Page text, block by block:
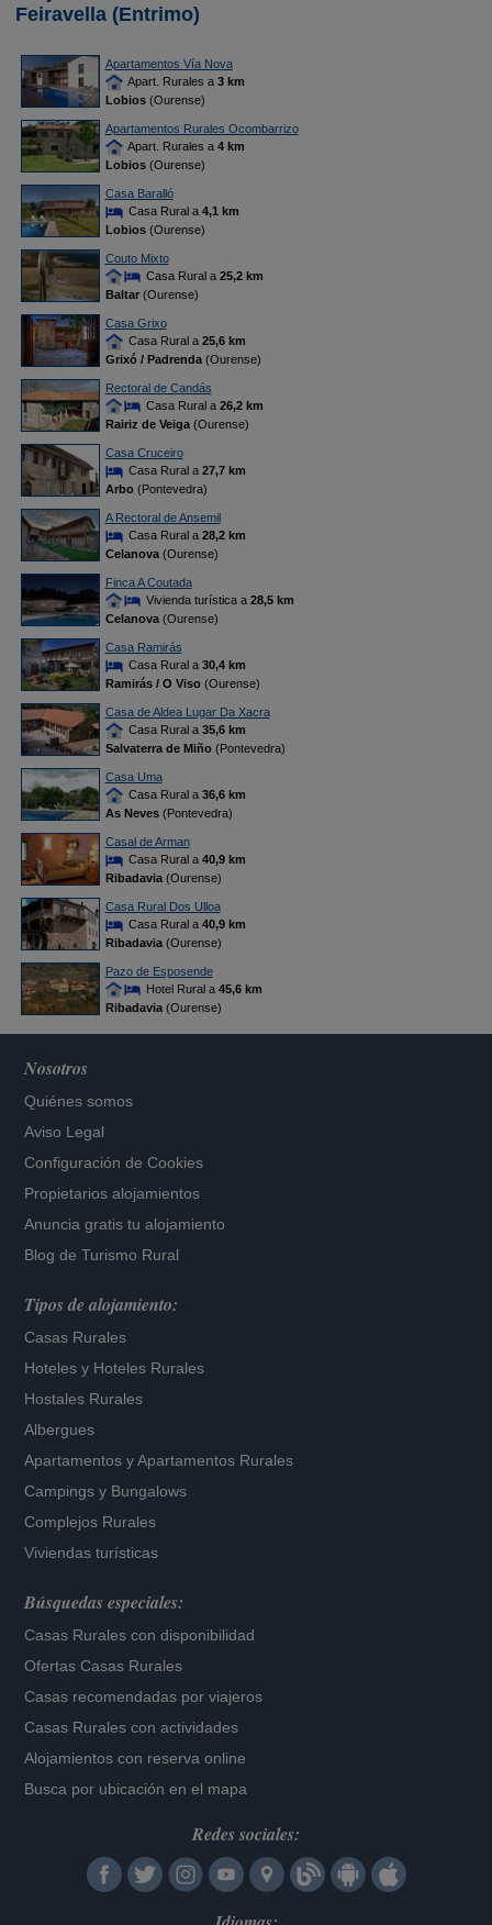
Feiravella (Entrimo)
Apartamentos Vía Nova
Apart. Rurales a 3 km
Lobios(Ourense)
Apartamentos Rurales Ocombarrizo
Apart. Rurales a 4 km
Lobios(Ourense)
Casa Baralló
Casa Rural a 4,1 km
Lobios(Ourense)
Couto Mixto
Casa Rural a 25,2 km
Baltar(Ourense)
Casa Grixo
Casa Rural a 25,6 km
Grixó / Padrenda(Ourense)
Rectoral de Candás
Casa Rural a 26,2 km
Rairiz de Veiga(Ourense)
Casa Cruceiro
Casa Rural a 27,7 km
Arbo(Pontevedra)
A Rectoral de Ansemil
Casa Rural a 28,2 km
Celanova(Ourense)
Finca A Coutada
Vivienda turística a 28,5 km
Celanova(Ourense)
Casa Ramirás
Casa Rural a 30,4 km
Ramirás / O Viso(Ourense)
Casa de Aldea Lugar Da Xacra
Casa Rural a 35,6 km
Salvaterra de Miño(Pontevedra)
Casa Uma
Casa Rural a 36,6 km
As Neves(Pontevedra)
Casal de Arman
Casa Rural a 40,9 km
Ribadavia(Ourense)
Casa Rural Dos Ulloa
Casa Rural a 40,9 km
Ribadavia(Ourense)
Pazo de Esposende
Hotel Rural a 45,6 km
Ribadavia(Ourense)
Nosotros
Quiénes somos
Aviso Legal
Configuración de Cookies
Propietarios alojamientos
Anuncia gratis tu alojamiento
Blog de Turismo Rural
Tipos de alojamiento:
Casas Rurales
Hoteles y Hoteles Rurales
Hostales Rurales
Albergues
Apartamentos yApartamentos Rurales
Campings y Bungalows
Complejos Rurales
Viviendas turísticas
Búsquedas especiales:
Casas Rurales con disponibilidad
Ofertas Casas Rurales
Casas recomendadas por viajeros
Casas Rurales con actividades
Alojamientos con reserva online
Busca por ubicación en el mapa
Redes sociales: